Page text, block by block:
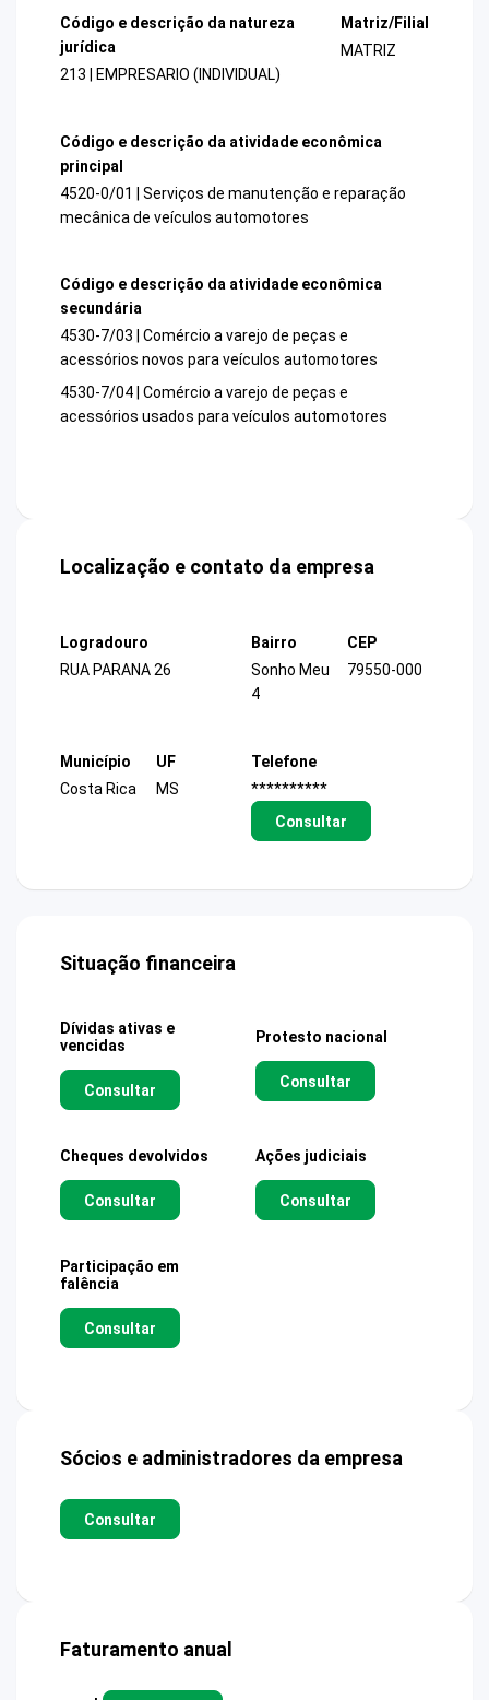
Código e descrição da natureza
jurídica
213 | EMPRESARIO (INDIVIDUAL)
Matriz/Filial
MATRIZ
Código e descrição da atividade econômica
principal
4520-0/01 | Serviços de manutenção e reparação
mecânica de veículos automotores
Código e descrição da atividade econômica
secundária
4530-7/03 | Comércio a varejo de peças e
acessórios novos para veículos automotores
4530-7/04 | Comércio a varejo de peças e
acessórios usados para veículos automotores
Localização e contato da empresa
Logradouro
RUA PARANA 26
Bairro
Sonho Meu
4
CEP
79550-000
Município
Costa Rica
UF
MS
Telefone
**********
Consultar
Situação financeira
Dívidas ativas e
vencidas
Consultar
Protesto nacional
Consultar
Cheques devolvidos
Consultar
Ações judiciais
Consultar
Participação em
falência
Consultar
Sócios e administradores da empresa
Consultar
Faturamento anual